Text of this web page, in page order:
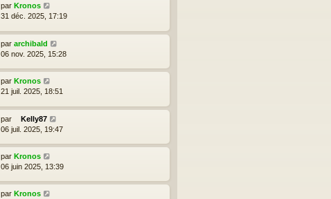
par Kronos
31 déc. 2025, 17:19
par archibald
06 nov. 2025, 15:28
par Kronos
21 juil. 2025, 18:51
par
Kelly87
06 juil. 2025, 19:47
par Kronos
06 juin 2025, 13:39
par Kronos